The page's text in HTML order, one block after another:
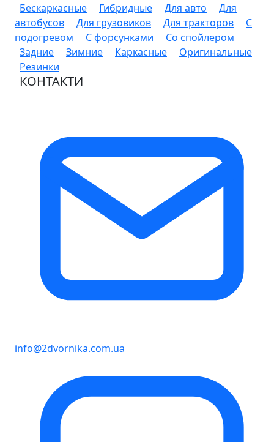
Бескаркасные Гибридные Для авто
Для
автобусов
Для грузовиков Для тракторов
С
подогревом
С форсунками
Со спойлером
Задние
Зимние Каркасные
Оригинальные
Резинки
КОНТАКТИ
info@2dvornika.com.ua